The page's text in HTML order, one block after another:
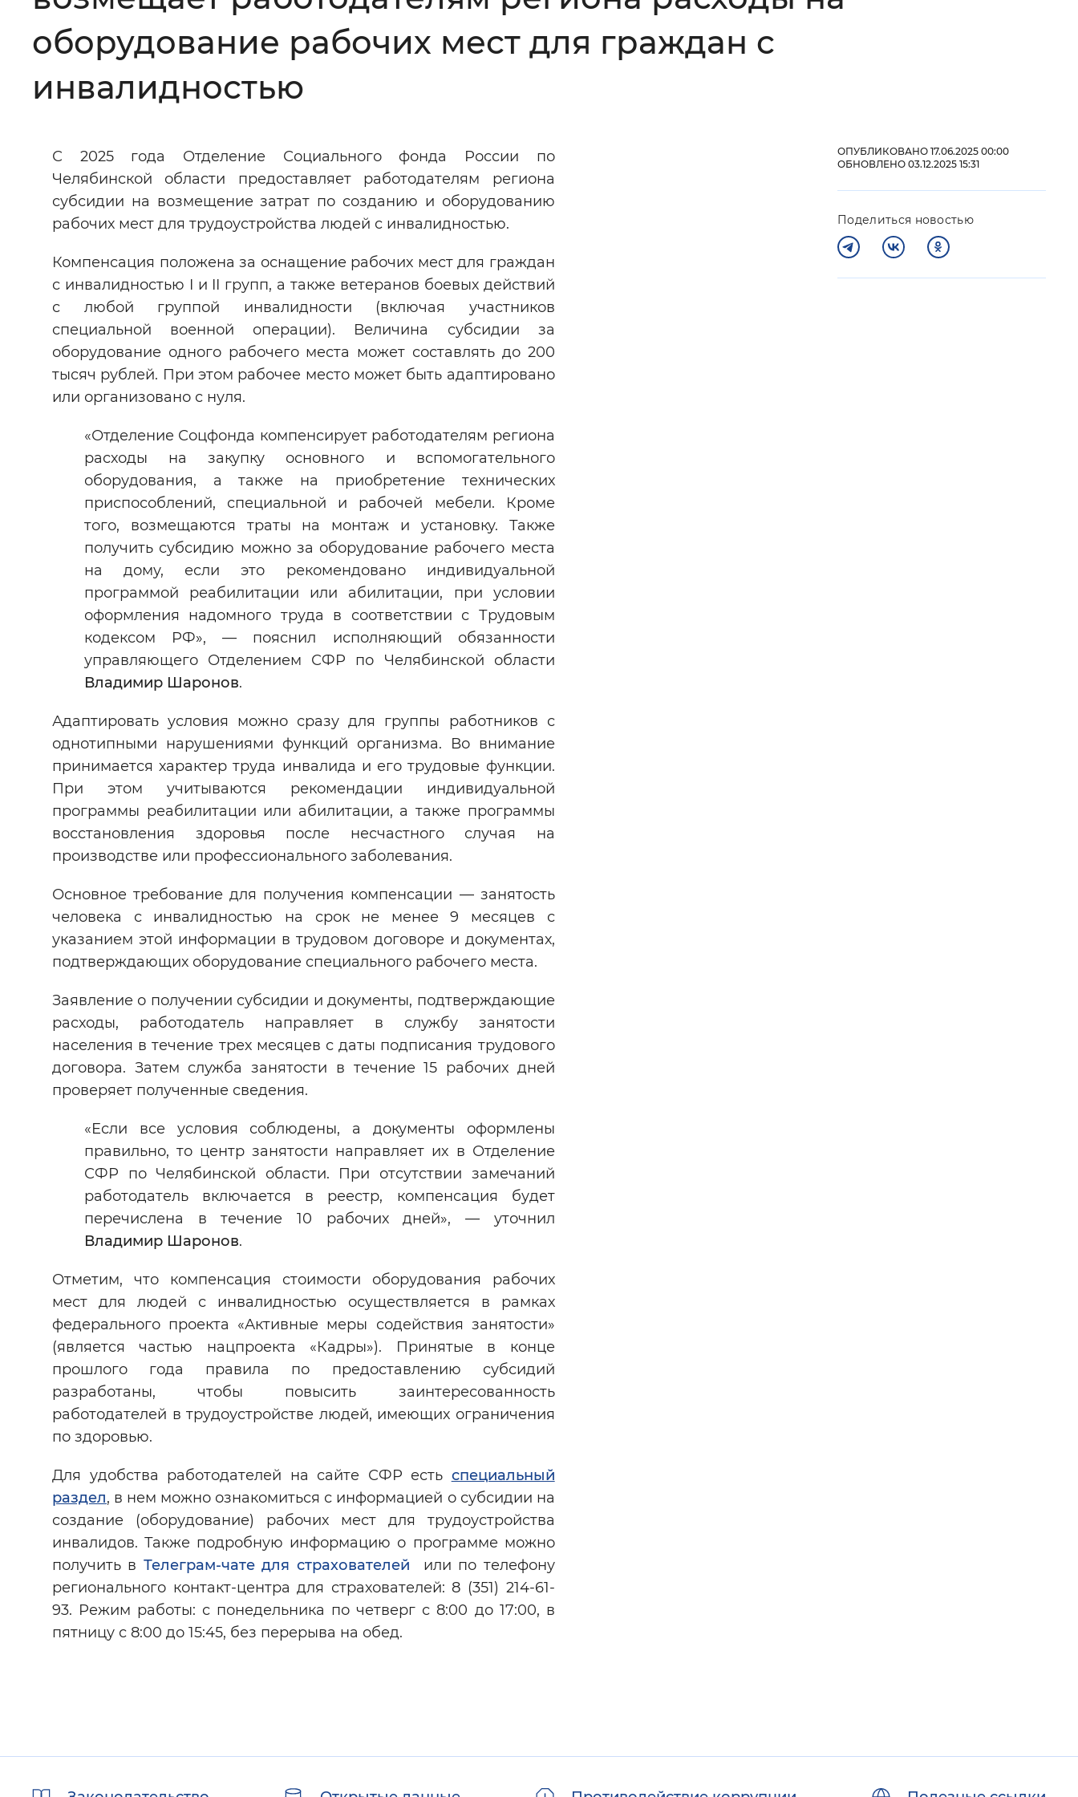
Изображения: Включены
Звуковой ассистент: Воспроизвести Остановить
Закрыть
оборудование рабочих мест для граждан с
инвалидностью
С 2025 года Отделение Социального фонда России по
Челябинской области предоставляет работодателям региона
субсидии на возмещение затрат по созданию и оборудованию
рабочих мест для трудоустройства людей с инвалидностью.
Компенсация положена за оснащение рабочих мест для граждан
с инвалидностью I и II групп, а также ветеранов боевых действий
с любой группой инвалидности (включая участников
специальной военной операции). Величина субсидии за
оборудование одного рабочего места может составлять до 200
тысяч рублей. При этом рабочее место может быть адаптировано
или организовано с нуля.
«Отделение Соцфонда компенсирует работодателям региона
расходы на закупку основного и вспомогательного
оборудования, а также на приобретение технических
приспособлений, специальной и рабочей мебели. Кроме
того, возмещаются траты на монтаж и установку. Также
получить субсидию можно за оборудование рабочего места
на дому, если это рекомендовано индивидуальной
программой реабилитации или абилитации, при условии
оформления надомного труда в соответствии с Трудовым
кодексом РФ», — пояснил исполняющий обязанности
управляющего Отделением СФР по Челябинской области
Владимир Шаронов.
Адаптировать условия можно сразу для группы работников с
однотипными нарушениями функций организма. Во внимание
принимается характер труда инвалида и его трудовые функции.
При этом учитываются рекомендации индивидуальной
программы реабилитации или абилитации, а также программы
восстановления здоровья после несчастного случая на
производстве или профессионального заболевания.
Основное требование для получения компенсации — занятость
человека с инвалидностью на срок не менее 9 месяцев с
указанием этой информации в трудовом договоре и документах,
подтверждающих оборудование специального рабочего места.
Заявление о получении субсидии и документы, подтверждающие
расходы, работодатель направляет в службу занятости
населения в течение трех месяцев с даты подписания трудового
договора. Затем служба занятости в течение 15 рабочих дней
проверяет полученные сведения.
«Если все условия соблюдены, а документы оформлены
правильно, то центр занятости направляет их в Отделение
СФР по Челябинской области. При отсутствии замечаний
работодатель включается в реестр, компенсация будет
перечислена в течение 10 рабочих дней», — уточнил
Владимир Шаронов.
Отметим, что компенсация стоимости оборудования рабочих
мест для людей с инвалидностью осуществляется в рамках
федерального проекта «Активные меры содействия занятости»
(является частью нацпроекта «Кадры»). Принятые в конце
прошлого года правила по предоставлению субсидий
разработаны, чтобы повысить заинтересованность
работодателей в трудоустройстве людей, имеющих ограничения
по здоровью.
Для удобства работодателей на сайте СФР есть специальный
раздел, в нем можно ознакомиться с информацией о субсидии на
создание (оборудование) рабочих мест для трудоустройства
инвалидов. Также подробную информацию о программе можно
получить в Телеграм-чате для страхователей или по телефону
регионального контакт-центра для страхователей: 8 (351) 214-61-
93. Режим работы: с понедельника по четверг с 8:00 до 17:00, в
пятницу с 8:00 до 15:45, без перерыва на обед.
ОПУБЛИКОВАНО 17.06.2025 00:00
ОБНОВЛЕНО 03.12.2025 15:31
Поделиться новостью